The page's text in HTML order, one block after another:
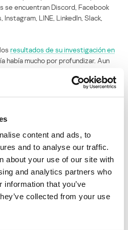
content and ads, to
and to analyse our traffic.
about your use of our site with
and analytics partners who
that you’ve
collected from your use
se encuentran Discord, Facebook
LINE, LinkedIn, Slack,
resultados de su investigación en
había mucho por profundizar. Aun
cómo una característica simple
Facebook Messenger App
Caused by Link Previews in
Can Have Privacy and